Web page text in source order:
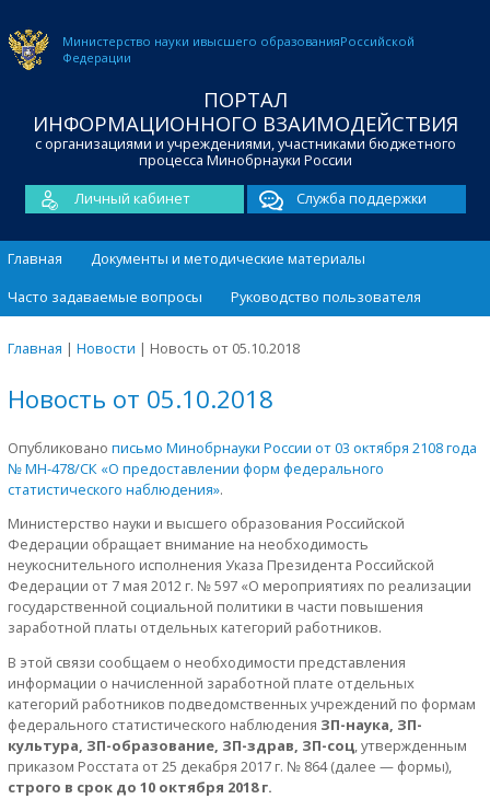
Министерство науки ивысшего образованияРоссийской
Федерации
ПОРТАЛ
ИНФОРМАЦИОННОГО ВЗАИМОДЕЙСТВИЯ
с организациями и учреждениями, участниками бюджетного
процесса Минобрнауки России
Личный кабинет
Служба поддержки
Главная
Документы и методические материалы
Часто задаваемые вопросы
Руководство пользователя
Главная | Новости | Новость от 05.10.2018
Новость от 05.10.2018
Опубликовано письмо Минобрнауки России от 03 октября 2108 года
№ МН-478/СК «О предоставлении форм федерального
статистического наблюдения».
Министерство науки и высшего образования Российской
Федерации обращает внимание на необходимость
неукоснительного исполнения Указа Президента Российской
Федерации от 7 мая 2012 г. № 597 «О мероприятиях по реализации
государственной социальной политики в части повышения
заработной платы отдельных категорий работников.
В этой связи сообщаем о необходимости представления
информации о начисленной заработной плате отдельных
категорий работников подведомственных учреждений по формам
федерального статистического наблюдения ЗП-наука, ЗП-
культура, ЗП-образование, ЗП-здрав, ЗП-соц, утвержденным
приказом Росстата от 25 декабря 2017 г. № 864 (далее — формы),
строго в срок до 10 октября 2018 г.